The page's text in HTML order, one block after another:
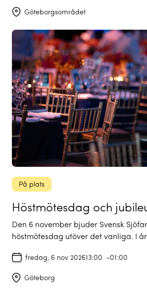
Göteborgsområdet
På plats
Höstmötesdag och
Den 6 november bjuder Svensk
höstmötesdag utöver det vanliga. I
fredag, 6 nov 202613:00 –01:00
Göteborg